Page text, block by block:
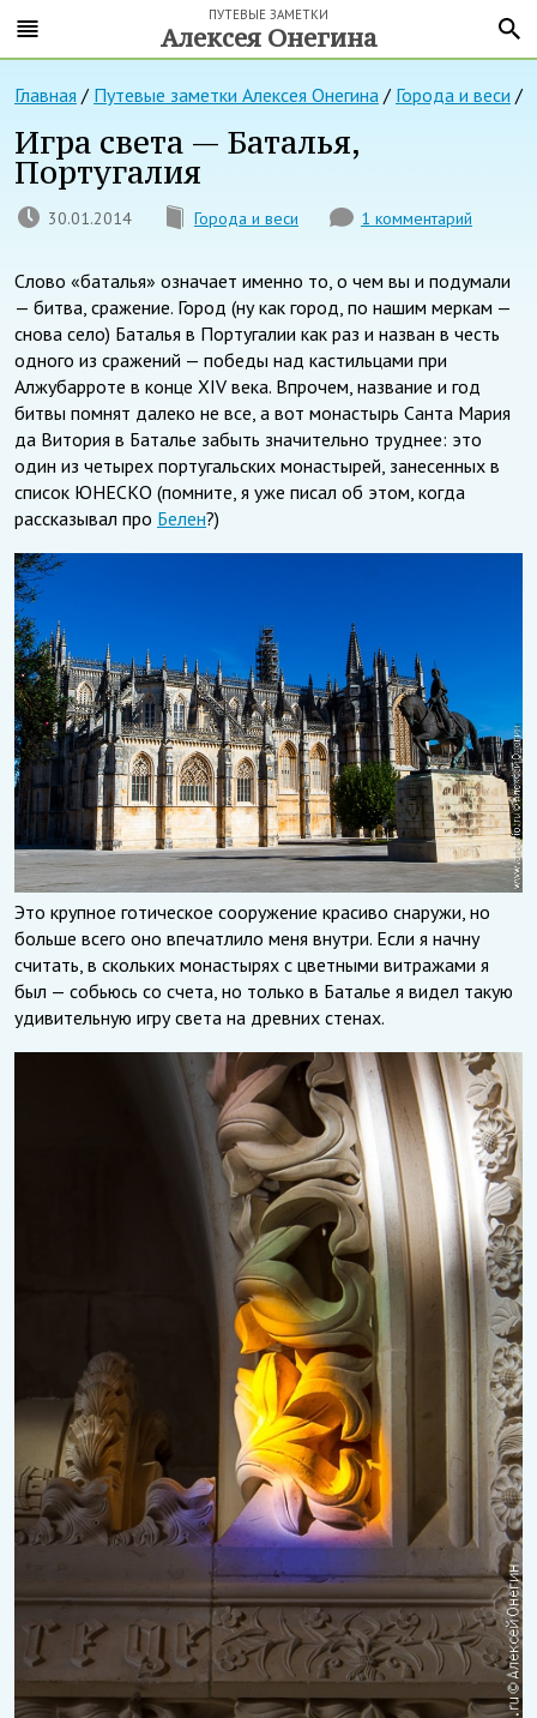
ПУТЕВЫЕ ЗАМЕТКИ
Алексея Онегина
Главная / Путевые заметки Алексея Онегина / Города и веси /
Игра света — Баталья,
Португалия
30.01.2014 Города и веси 1 комментарий
Слово «баталья» означает именно то, о чем вы и подумали
— битва, сражение. Город (ну как город, по нашим меркам —
снова село) Баталья в Португалии как раз и назван в честь
одного из сражений — победы над кастильцами при
Алжубарроте в конце XIV века. Впрочем, название и год
битвы помнят далеко не все, а вот монастырь Санта Мария
да Витория в Баталье забыть значительно труднее: это
один из четырех португальских монастырей, занесенных в
список ЮНЕСКО (помните, я уже писал об этом, когда
рассказывал про Белен?)
Это крупное готическое сооружение красиво снаружи, но
больше всего оно впечатлило меня внутри. Если я начну
считать, в скольких монастырях с цветными витражами я
был — собьюсь со счета, но только в Баталье я видел такую
удивительную игру света на древних стенах.